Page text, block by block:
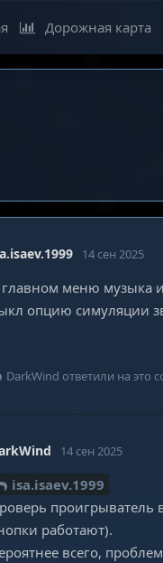
Дорожная карта
14 сен 2025
меню музыка
опцию симуляции
DarkWind ответили на это
14 сен 2025
isa.isaev.1999
проигрыватель
работают).
всего,